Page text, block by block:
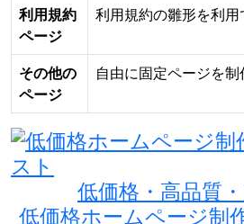
利用規約
ページ
利用規約の雛形を利用
その他の
ページ
自由に固定ページを制
低価格・高品質
低価格ホームページ制